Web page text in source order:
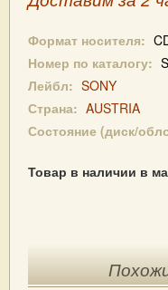
Формат носителя:
Номер по каталогу:
Лейбл: SONY
Страна: AUSTRIA
Состояние (диск/
Товар в наличии в